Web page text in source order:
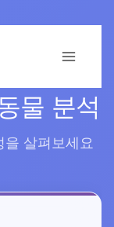
물 분석
살펴보세요